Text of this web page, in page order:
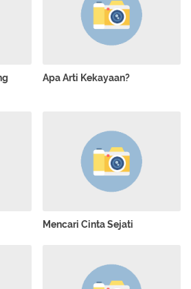
Apa Arti Kekayaan?
Mencari Cinta Sejati